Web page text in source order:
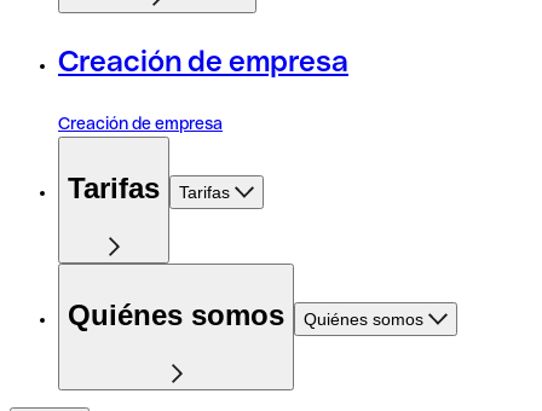
Creación de empresa
Creación de empresa
Tarifas Tarifas
Quiénes somos Quiénes somos